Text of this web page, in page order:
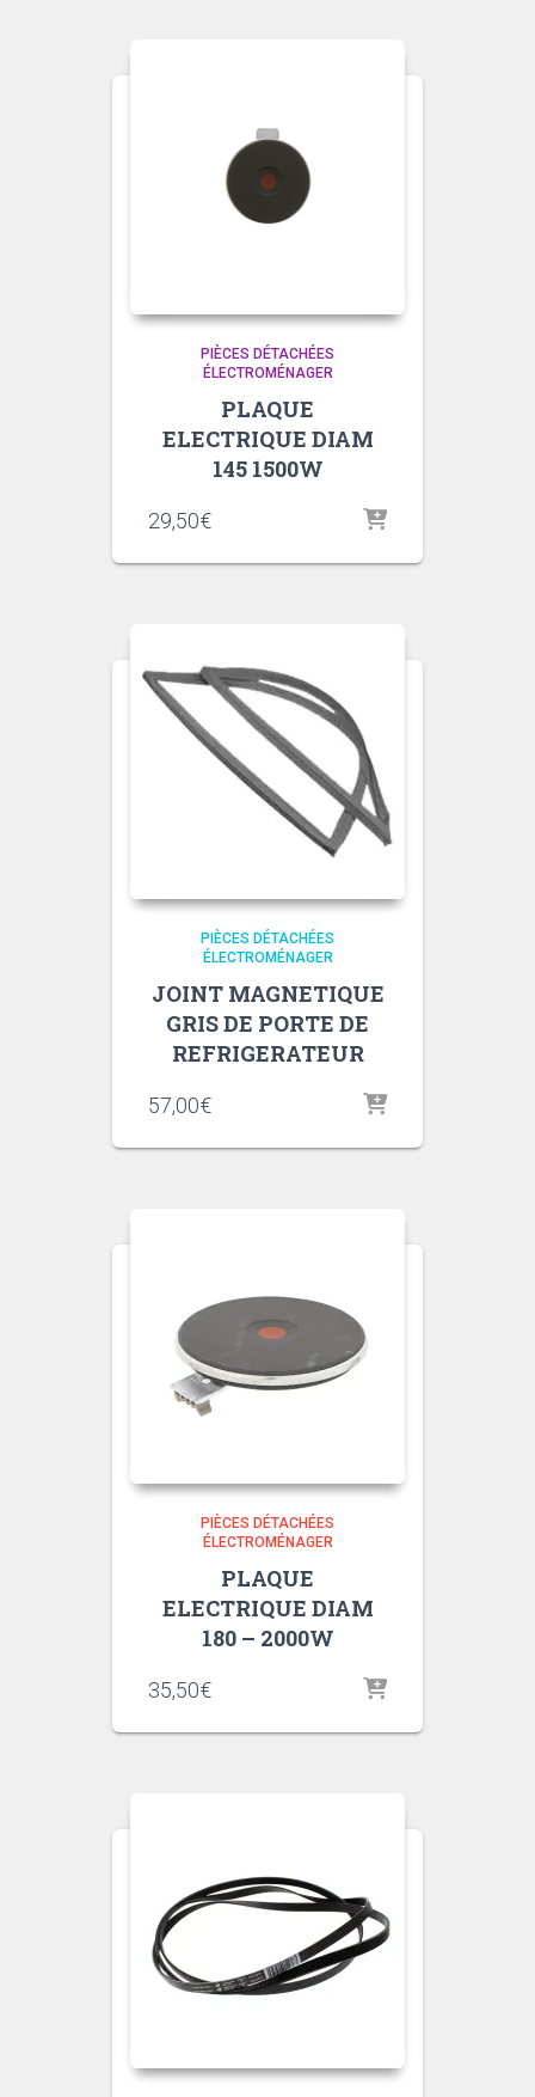
PIÈCES DÉTACHÉES
ÉLECTROMÉNAGER
PLAQUE
ELECTRIQUE DIAM
145 1500W
29,50€
PIÈCES DÉTACHÉES
ÉLECTROMÉNAGER
JOINT MAGNETIQUE
GRIS DE PORTE DE
REFRIGERATEUR
57,00€
PIÈCES DÉTACHÉES
ÉLECTROMÉNAGER
PLAQUE
ELECTRIQUE DIAM
180 – 2000W
35,50€